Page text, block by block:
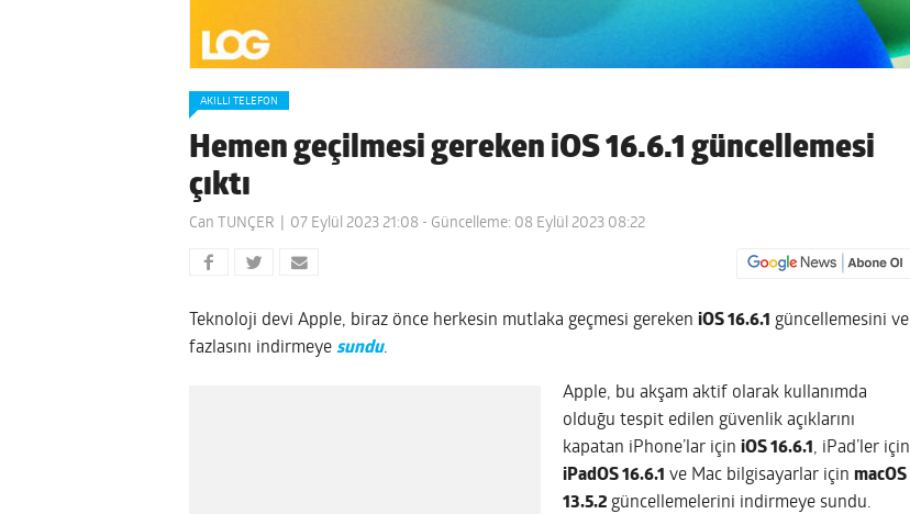
AKILLI TELEFON
Hemen geçilmesi gereken iOS 16.6.1 güncellemesi
çıktı
Can TUNÇER 07 Eylül 2023 21:08 - Güncelleme: 08 Eylül 2023 08:22
Teknoloji devi Apple, biraz önce herkesin mutlaka geçmesi gereken iOS 16.6.1 güncellemesini ve
fazlasını indirmeye sundu.
Apple, bu akşam aktif olarak kullanımda
olduğu tespit edilen güvenlik açıklarını
kapatan iPhone’lar için iOS 16.6.1 , iPad’ler için
iPadOS 16.6.1 ve Mac bilgisayarlar için macOS
13.5.2 güncellemelerini indirmeye sundu.